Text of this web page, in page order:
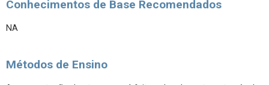
Conhecimentos de Base Recomendados
NA
Métodos de Ensino